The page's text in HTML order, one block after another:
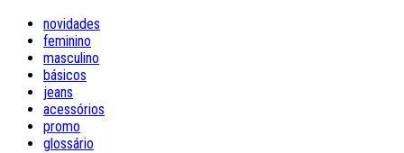
novidades
feminino
masculino
básicos
jeans
acessórios
promo
glossário